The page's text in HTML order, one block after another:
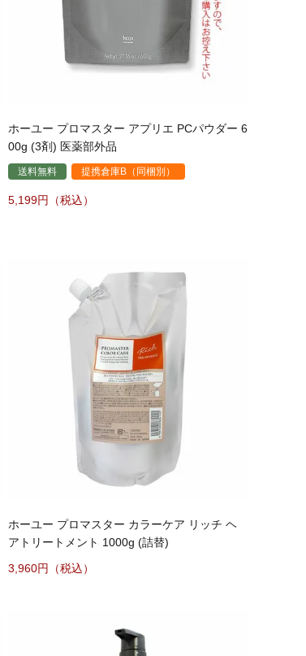
ホーユー プロマスター アプリエ PCパウダー 6
00g (3剤) 医薬部外品
送料無料 提携倉庫B（同梱別）
5,199
ホーユー プロマスター カラーケア リッチ ヘ
アトリートメント 1000g (詰替)
3,960